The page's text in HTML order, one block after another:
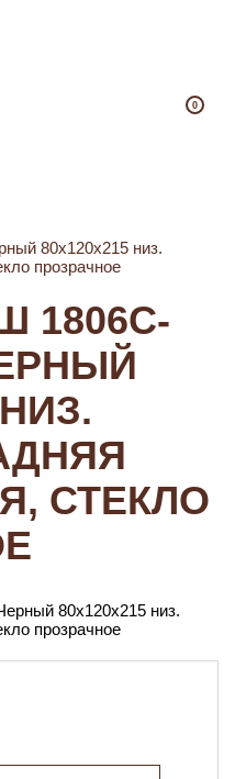
0
80х120х215 низ.
прозрачное
1806С-
СТЕКЛО